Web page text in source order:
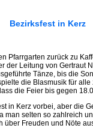
Bezirksfest in Kerz
Pfarrgarten zurück zu
der Leitung von Gertraut
Tänze, bis die
die Blasmusik für alle
die Feier bis gegen
in Kerz vorbei, aber die
man selten so zahlreich
über Freuden und Nöte